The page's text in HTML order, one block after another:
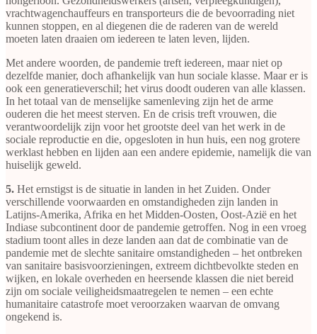
vrachtwagenchauffeurs en transporteurs die de bevoorrading niet
kunnen stoppen, en al diegenen die de raderen van de wereld
moeten laten draaien om iedereen te laten leven, lijden.
Met andere woorden, de pandemie treft iedereen, maar niet op
dezelfde manier, doch afhankelijk van hun sociale klasse. Maar er is
ook een generatieverschil; het virus doodt ouderen van alle klassen.
In het totaal van de menselijke samenleving zijn het de arme
ouderen die het meest sterven. En de crisis treft vrouwen, die
verantwoordelijk zijn voor het grootste deel van het werk in de
sociale reproductie en die, opgesloten in hun huis, een nog grotere
werklast hebben en lijden aan een andere epidemie, namelijk die van
huiselijk geweld.
5. Het ernstigst is de situatie in landen in het Zuiden. Onder
verschillende voorwaarden en omstandigheden zijn landen in
Latijns-Amerika, Afrika en het Midden-Oosten, Oost-Azië en het
Indiase subcontinent door de pandemie getroffen. Nog in een vroeg
stadium toont alles in deze landen aan dat de combinatie van de
pandemie met de slechte sanitaire omstandigheden – het ontbreken
van sanitaire basisvoorzieningen, extreem dichtbevolkte steden en
wijken, en lokale overheden en heersende klassen die niet bereid
zijn om sociale veiligheidsmaatregelen te nemen – een echte
humanitaire catastrofe moet veroorzaken waarvan de omvang
ongekend is.